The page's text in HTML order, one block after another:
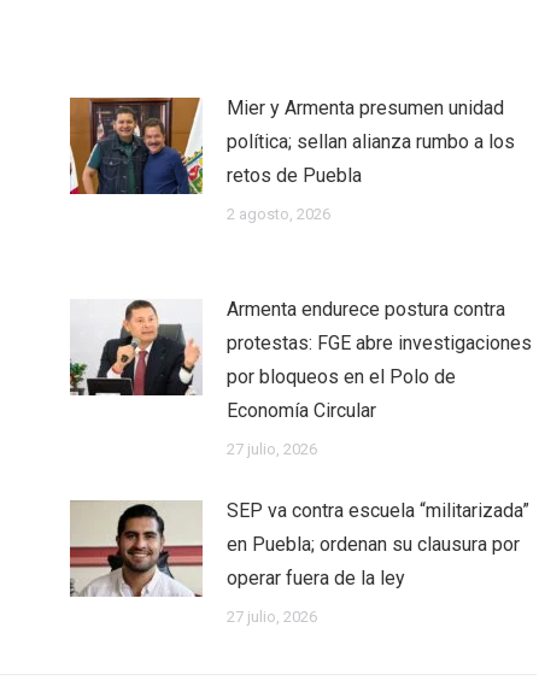
Mier y Armenta presumen unidad
política; sellan alianza rumbo a los
retos de Puebla
2 agosto, 2026
Armenta endurece postura contra
protestas: FGE abre investigaciones
por bloqueos en el Polo de
Economía Circular
27 julio, 2026
SEP va contra escuela “militarizada”
en Puebla; ordenan su clausura por
operar fuera de la ley
27 julio, 2026